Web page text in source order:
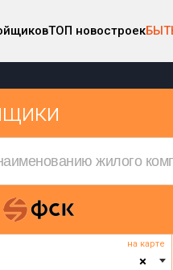
ТОП новостроек
на карте
×